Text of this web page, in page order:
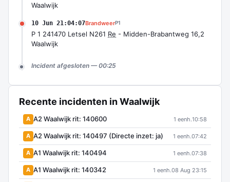
Waalwijk
10 Jun 21:04:07BrandweerP1
P 1 241470 Letsel N261 Re - Midden-Brabantweg 16,2
Waalwijk
Incident afgesloten — 00:25
Recente incidenten in Waalwijk
A A2 Waalwijk rit: 140600 1 eenh.10:58
A A2 Waalwijk rit: 140497 (Directe inzet: ja) 1 eenh.07:42
A A1 Waalwijk rit: 140494 1 eenh.07:38
A A1 Waalwijk rit: 140342 1 eenh.08 Aug 23:15